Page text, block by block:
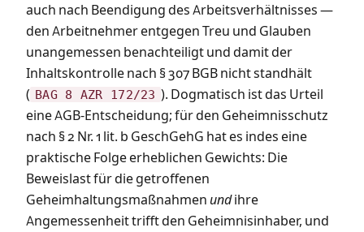
auch nach Beendigung des Arbeitsverhältnisses —
den Arbeitnehmer entgegen Treu und Glauben
unangemessen benachteiligt und damit der
Inhaltskontrolle nach § 307 BGB nicht standhält
( BAG 8 AZR 172/23 ). Dogmatisch ist das Urteil
eine AGB-Entscheidung; für den Geheimnisschutz
nach § 2 Nr. 1 lit. b GeschGehG hat es indes eine
praktische Folge erheblichen Gewichts: Die
Beweislast für die getroffenen
Geheimhaltungsmaßnahmen undihre
Angemessenheit trifft den Geheimnisinhaber, und